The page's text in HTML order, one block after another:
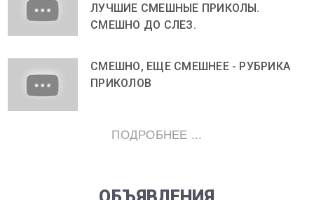
ЛУЧШИЕ СМЕШНЫЕ ПРИКОЛЫ.
СМЕШНО ДО СЛЕЗ.
СМЕШНО, ЕЩЕ СМЕШНЕЕ - РУБРИКА
ПРИКОЛОВ
ПОДРОБНЕЕ ...